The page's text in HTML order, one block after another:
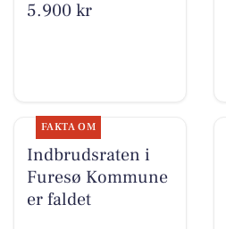
5.900 kr
FAKTA OM
Indbrudsraten i
Furesø Kommune
er faldet